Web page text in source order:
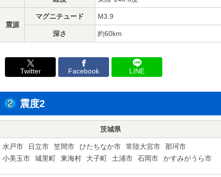
震源
マグニチュード M3.9
深さ 約60km
Twitter Facebook LINE
震度2
茨城県
水戸市 日立市 笠間市 ひたちなか市 常陸大宮市
那珂市
小美玉市
城里町 東海村 大子町 土浦市 石岡市 かすみがうら市